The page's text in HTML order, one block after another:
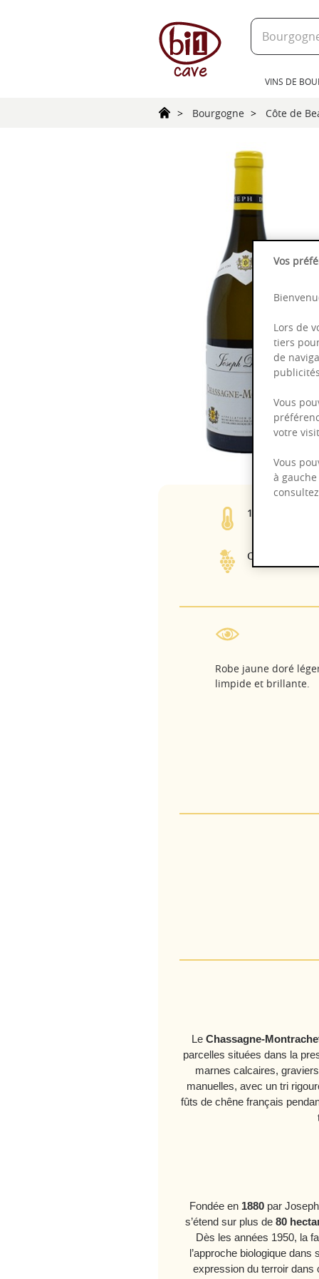
VINS DE
Bourgogne Côte de
13,50%
Chardonnay
Robe jaune doré
limpide et brillante.
Le
parcelles situées dans la
marnes calcaires,
manuelles, avec un tri
fûts de chêne français
Fondée en 1880par Joseph
s’étend sur plus de 80
Dès les années 1950, la
l’approche biologique
expression du terroir dans
Vos
Lors de
tiers
de
Vous
votre
Vous
à